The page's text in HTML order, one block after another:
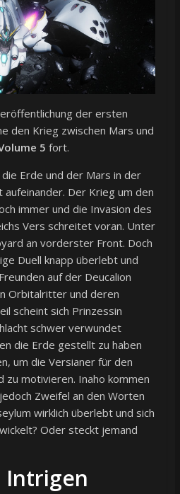
der ersten
den Krieg zwischen Mars und
5 fort.
Erde und der Mars in der
Der Krieg um den
immer und die Invasion des
Vers schreitet voran. Unter
an vorderster Front. Doch
Duell knapp überlebt und
auf der Deucalion
Orbitalritter und deren
scheint sich Prinzessin
schwer verwundet
die Erde gestellt zu haben
um die Versianer für den
zu motivieren. Inaho kommen
Zweifel an den Worten
wirklich überlebt und sich
Oder steckt jemand
Intrigen